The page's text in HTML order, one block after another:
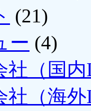
(21)
ー (4)
社（国
社（海